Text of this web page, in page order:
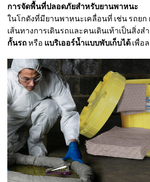
การจัดพื้นที่ปลอดภัยสำหรับยานพาหนะ
ในโกดังที่มียานพาหนะเคลื่อนที่ เช่น รถยก
เส้นทางการเดินรถและคนเดินเท้าเป็นสิ่ง
กั้นรถหรือ แบริเออร์น้ำแบบพับเก็บได้ เพื่อ